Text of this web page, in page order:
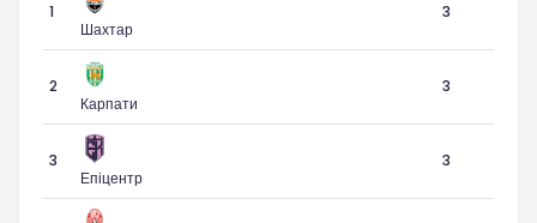
1
Шахтар
3
2
Карпати
3
3
Епіцентр
3